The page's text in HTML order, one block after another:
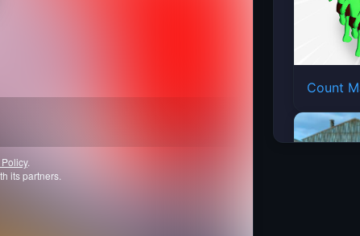
Count